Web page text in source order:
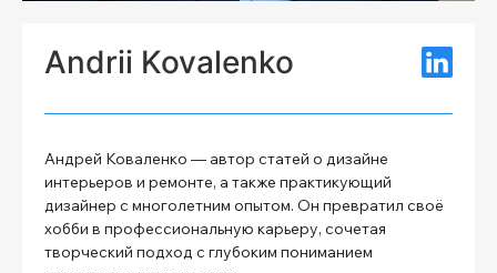
Andrii Kovalenko
Андрей Коваленко — автор статей о дизайне
интерьеров и ремонте, а также практикующий
дизайнер с многолетним опытом. Он превратил своё
хобби в профессиональную карьеру, сочетая
творческий подход с глубоким пониманием